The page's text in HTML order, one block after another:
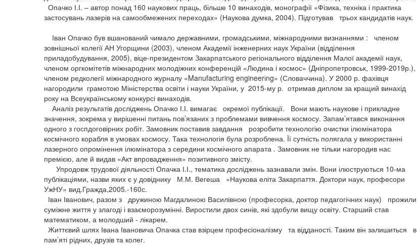
Опачко І.І. – автор понад 160 наукових праць, більше 10 винаходів, монографії «Фізика, техніка і практика
застосувань лазерів на самообмежених переходах» (Наукова думка, 2004). Підготував трьох кандидатів наук.
Іван Опачко був вшанований чимало державними, громадськими, міжнародними визнаннями : членом
зовнішньої колегії АН Угорщини (2003), членом Академії інженерних наук України (відділення
приладобудування, 2005), віце-президентом Закарпатського регіонального відділення Малої академії наук,
членом оргкомітетів міжнародних молодіжних конференцій «Людина і космос» (Дніпропетровськ, 1999-2019р.),
членом редколегії міжнародного журналу «Manufacturing engineerіng» (Словаччина). У 2000 р. фахівця
нагородили грамотою Міністерства освіти і науки України, у 2015-му р. отримав диплом за кращий винахід
року на Всеукраїнському конкурсі винаходів.
Аналіз результатів досліджень Опачко І.І. вимагає окремої публікації. Вони мають наукове і прикладне
значення, зокрема у вирішенні питань пов’язаних з проблемами вивчення космосу. Запам’ятався виконання
одного з госпдоговірних робіт. Замовник поставив завдання розробити технологію очистки ілюмінатора
космічного корабля в умовах космосу. Така технологія була розроблена. Її сутність полягала у використанні
лазерного опромінення ілюмінатора з середини космічного апарата . Замовник не тільки нагородив нас
премією, але й видав «Акт впровадження» позитивного змісту.
Упродовж трудової діяльності Опачка І.І., тематика досліджень зазнавали змін. Вони ілюструються 10-ма
публікаціями, назви яких є у довіднику М.М. Вегеша «Наукова еліта Закарпаття. Доктори наук, професори
УжНУ» вид.Гражда,2005.-160с.
Іван Іванович, разом з дружиною Магдалиною Василівною (професорка, доктор педагогічних наук) прожили
суміжне життя у злагоді і взаєморозумінні. Виростили двох синів, які здобули вищу освіту. Старший став
математиком, а молодший - лікарем.
Життєвий шлях Івана Івановича Опачка став взірцем професіоналізму та відданості. Таким він залишиться в
пам’яті рідних, друзів та колег.